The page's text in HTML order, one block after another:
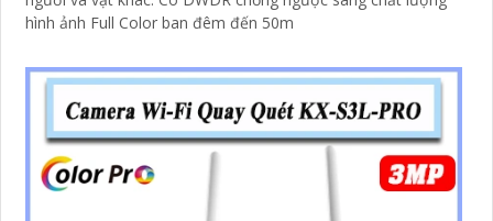
hình ảnh Full Color ban đêm đến 50m